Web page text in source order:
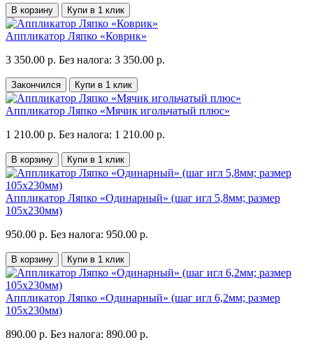
В корзину Купи в 1 клик
Аппликатор Ляпко «Коврик»
3 350.00 р. Без налога: 3 350.00 р.
Закончился Купи в 1 клик
Аппликатор Ляпко «Мячик игольчатый плюс»
1 210.00 р. Без налога: 1 210.00 р.
В корзину Купи в 1 клик
Аппликатор Ляпко «Одинарный» (шаг игл 5,8мм; размер
105х230мм)
950.00 р. Без налога: 950.00 р.
В корзину Купи в 1 клик
Аппликатор Ляпко «Одинарный» (шаг игл 6,2мм; размер
105х230мм)
890.00 р. Без налога: 890.00 р.